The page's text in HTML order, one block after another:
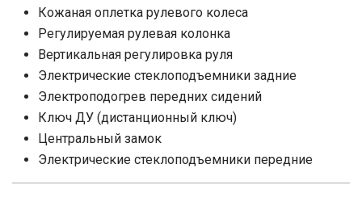
Кожаная оплетка рулевого колеса
Регулируемая рулевая колонка
Вертикальная регулировка руля
Электрические стеклоподъемники задние
Электроподогрев передних сидений
Ключ ДУ (дистанционный ключ)
Центральный замок
Электрические стеклоподъемники передние